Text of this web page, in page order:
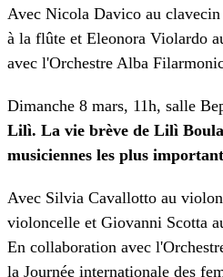
Avec Nicola Davico au
à la flûte et Eleonora Violardo
avec l'Orchestre Alba
Dimanche 8 mars, 11h, salle
Lilì. La vie brève de Lilì
musiciennes les plus
Avec Silvia Cavallotto au
violoncelle et Giovanni Scotta
En collaboration avec
la Journée internationale des